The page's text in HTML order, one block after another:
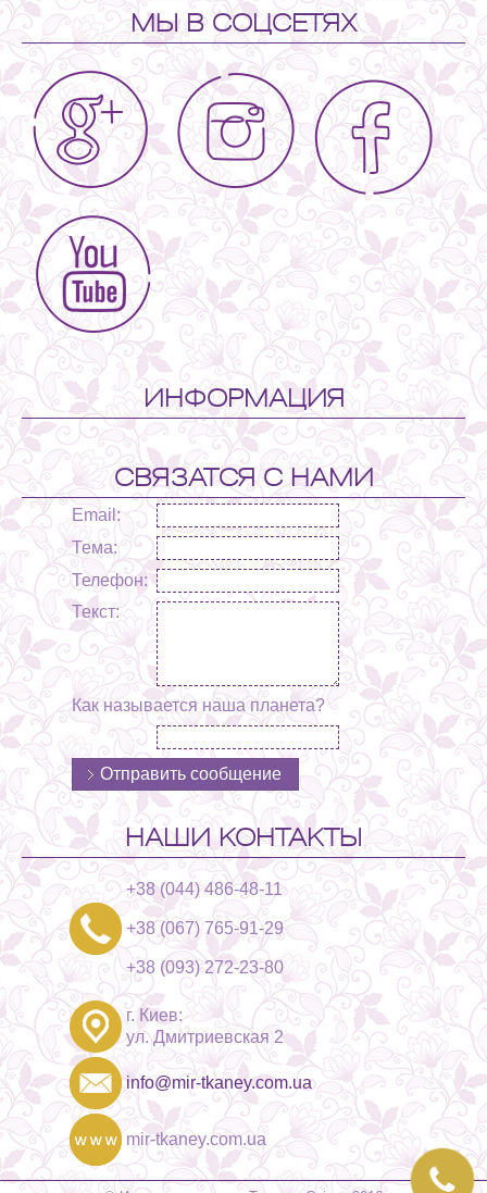
МЫ В СОЦСЕТЯХ
ИНФОРМАЦИЯ
СВЯЗАТСЯ С НАМИ
Email:
Тема:
Телефон:
Текст:
Как называется наша планета?
НАШИ КОНТАКТЫ
+38 (044) 486-48-11
+38 (067) 765-91-29
+38 (093) 272-23-80
г. Киев:
ул. Дмитриевская 2
info@mir-tkaney.com.ua
mir-tkaney.com.ua